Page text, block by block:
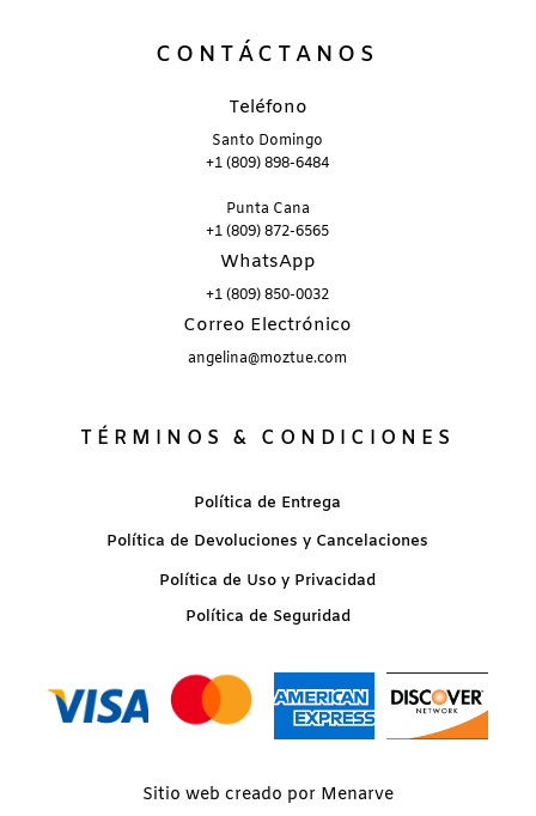
CONTÁCTANOS
Teléfono
Santo Domingo
+1 (809) 898-6484
Punta Cana
+1 (809) 872-6565
WhatsApp
+1 (809) 850-0032
Correo Electrónico
angelina@moztue.com
TÉRMINOS & CONDICIONES
Política de Entrega
Política de Devoluciones y Cancelaciones
Política de Uso y Privacidad
Política de Seguridad
Sitio web creado por Menarve